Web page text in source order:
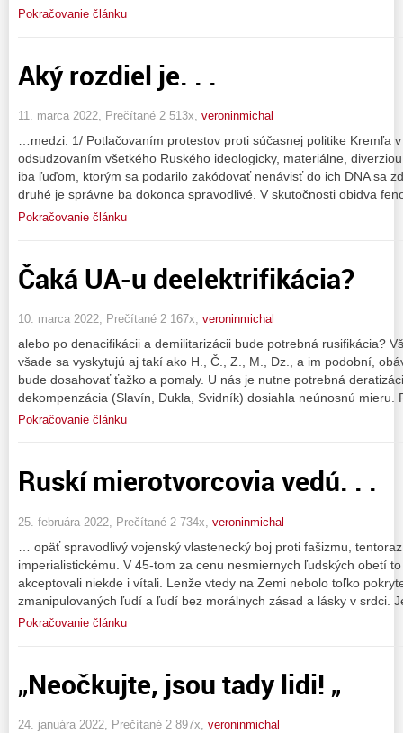
Pokračovanie článku
Aký rozdiel je. . .
11. marca 2022, Prečítané 2 513x, veroninmichal
…medzi: 1/ Potlačovaním protestov proti súčasnej politike Kremľa
odsudzovaním všetkého Ruského ideologicky, materiálne,
iba ľuďom, ktorým sa podarilo zakódovať nenávisť do ich DNA sa
druhé je správne ba dokonca spravodlivé. V skutočnosti obidva
Pokračovanie článku
Čaká UA-u deelektrifikácia?
10. marca 2022, Prečítané 2 167x, veroninmichal
alebo po denacifikácii a demilitarizácii bude potrebná rusifikácia?
všade sa vyskytujú aj takí ako H., Č., Z., M., Dz., a im podobní,
bude dosahovať ťažko a pomaly. U nás je nutne potrebná
dekompenzácia (Slavín, Dukla, Svidník) dosiahla neúnosnú
Pokračovanie článku
Ruskí mierotvorcovia vedú. . .
25. februára 2022, Prečítané 2 734x, veroninmichal
… opäť spravodlivý vojenský vlastenecký boj proti fašizmu,
imperialistickému. V 45-tom za cenu nesmiernych ľudských obetí
akceptovali niekde i vítali. Lenže vtedy na Zemi nebolo toľko
zmanipulovaných ľudí a ľudí bez morálnych zásad a lásky v srdci.
Pokračovanie článku
„Neočkujte, jsou tady lidi! „
24. januára 2022, Prečítané 2 897x, veroninmichal